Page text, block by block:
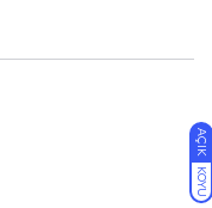
AÇIK
KOYU